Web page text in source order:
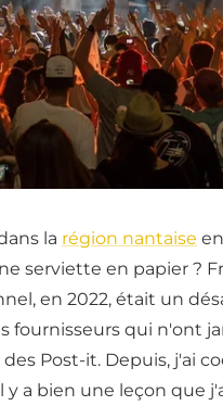
la région nantaise
serviette en papier ?
en 2022, était un
fournisseurs qui n'ont
Post-it. Depuis, j'ai
a bien une leçon que